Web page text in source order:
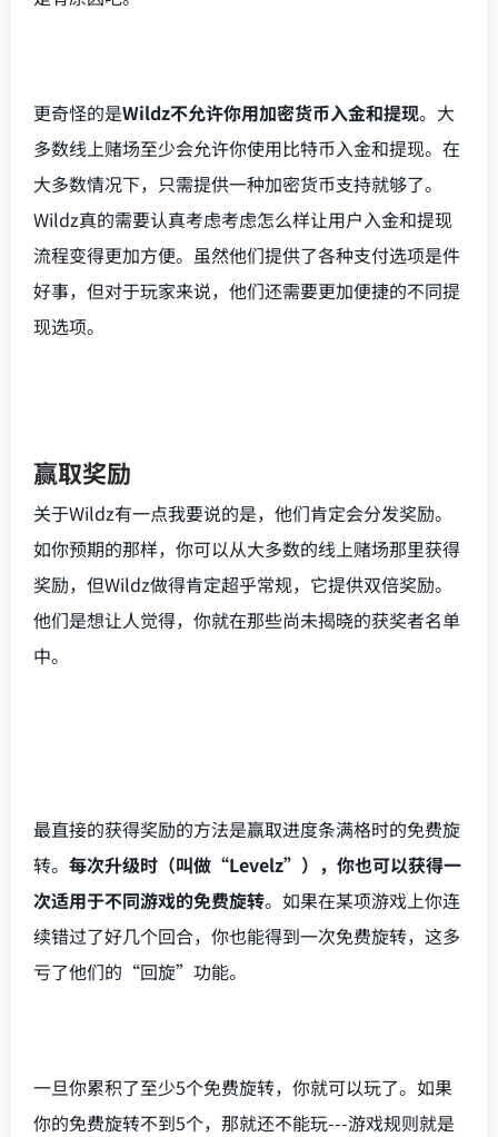
更奇怪的是Wildz不允许你用加密货币入金和提现。大
多数线上赌场至少会允许你使用比特币入金和提现。在
大多数情况下，只需提供一种加密货币支持就够了。
Wildz真的需要认真考虑考虑怎么样让用户入金和提现
流程变得更加方便。虽然他们提供了各种支付选项是件
好事，但对于玩家来说，他们还需要更加便捷的不同提
现选项。
赢取奖励
关于Wildz有一点我要说的是，他们肯定会分发奖励。
如你预期的那样，你可以从大多数的线上赌场那里获得
奖励，但Wildz做得肯定超乎常规，它提供双倍奖励。
他们是想让人觉得，你就在那些尚未揭晓的获奖者名单
中。
最直接的获得奖励的方法是赢取进度条满格时的免费旋
转。 每次升级时（叫做“Levelz”），你也可以获得一
次适用于不同游戏的免费旋转。如果在某项游戏上你连
续错过了好几个回合，你也能得到一次免费旋转，这多
亏了他们的“回旋”功能。
一旦你累积了至少5个免费旋转，你就可以玩了。如果
你的免费旋转不到5个，那就还不能玩---游戏规则就是